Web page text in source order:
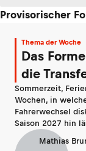
Provisorischer
Thema der Woche
Das
die
Sommerzeit,
Wochen, in
Fahrerwechsel
Saison 2027 hin
Mathias